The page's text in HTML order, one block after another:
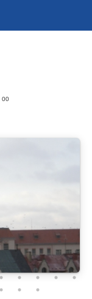
00